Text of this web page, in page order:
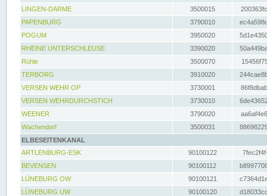
LINGEN-DARME
3500015
PAPENBURG
3790010
POGUM
3950020
RHEINE UNTERSCHLEUSE
3390020
Rühle
3500070
TERBORG
3910020
VERSEN WEHR OP
3730001
VERSEN WEHRDURCHSTICH
3730010
WEENER
3790020
Wachendorf
3500031
ELBESEITENKANAL
ARTLENBURG-ESK
90100122
BEVENSEN
90100112
LÜNEBURG OW
90100121
LÜNEBURG UW
90100120